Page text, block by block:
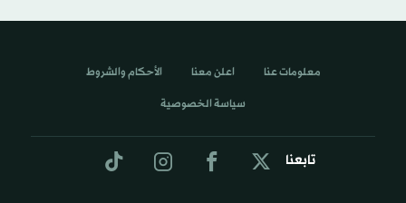
تابعنا
معلومات عنا اعلن معنا الأحكام والشروط
سياسة الخصوصية